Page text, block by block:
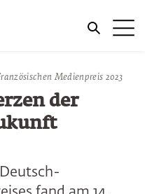
Medienpreis 2023
der